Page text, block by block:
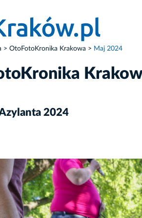
OtoFotoKronika Krakowa Maj 2024
2024